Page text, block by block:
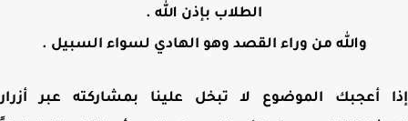
الطلاب بإذن الله .
والله من وراء القصد وهو الهادي لسواء السبيل .
أعجبك الموضوع لا تبخل علينا بمشاركته عبر أزرار